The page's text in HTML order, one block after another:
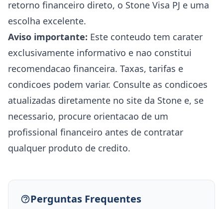
retorno financeiro direto, o Stone Visa PJ e uma
escolha excelente.
Aviso importante: Este conteudo tem carater
exclusivamente informativo e nao constitui
recomendacao financeira. Taxas, tarifas e
condicoes podem variar. Consulte as condicoes
atualizadas diretamente no site da Stone e, se
necessario, procure orientacao de um
profissional financeiro antes de contratar
qualquer produto de credito.
Perguntas Frequentes